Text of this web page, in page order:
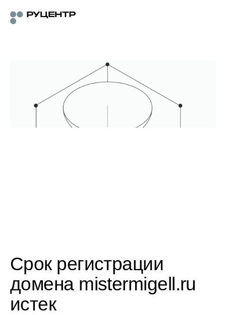
Срок регистрации
домена mistermigell.ru
истек